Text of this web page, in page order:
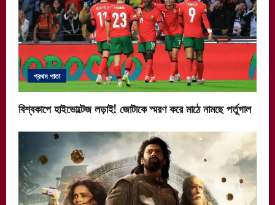
প্রথম পাতা
বিশ্বকাপে হাইভোল্টেজ লড়াই! জোটাকে স্মরণ করে মাঠে নামছে পর্তুগাল